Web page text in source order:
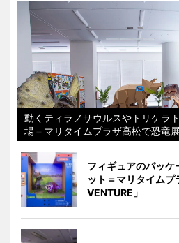
動くティラノサウルスやトリケラ
場＝マリタイムプラザ高松で恐竜
フィギュアのパッ
ット＝マリタイム
VENTURE」